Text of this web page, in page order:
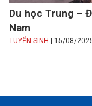
Du học Trung –
Nam
TUYỂN SINH | 15/08/